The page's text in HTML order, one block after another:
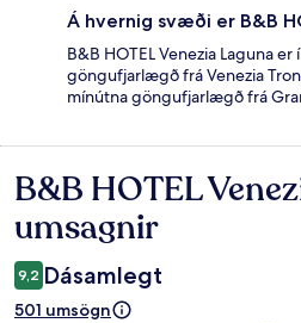
Á hvernig svæði er B&B
B&B HOTEL Venezia Laguna
göngufjarlægð frá Venezia
mínútna göngufjarlægð frá
Umsagnir
B&B HOTEL
umsagnir
9,2 Dásamlegt
501 umsögn